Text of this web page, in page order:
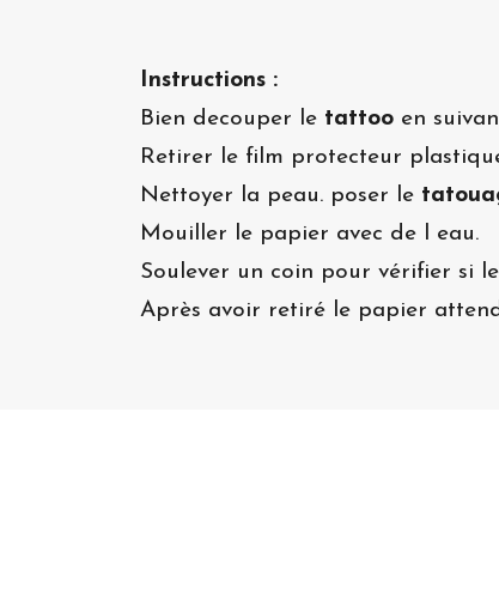
Instructions :
Bien decouper le tattoo en
Retirer le film protecteur
Nettoyer la peau. poser le
Mouiller le papier avec de l eau.
Soulever un coin pour vérifier si le
Après avoir retiré le papier